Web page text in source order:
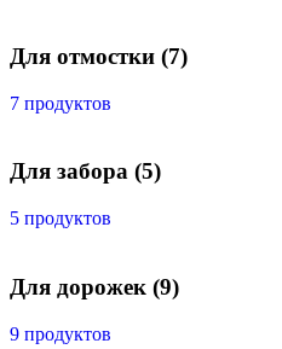
Для отмостки (7)
7 продуктов
Для забора (5)
5 продуктов
Для дорожек (9)
9 продуктов